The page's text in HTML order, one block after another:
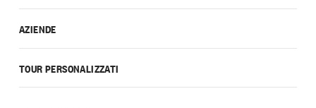
AZIENDE
TOUR PERSONALIZZATI